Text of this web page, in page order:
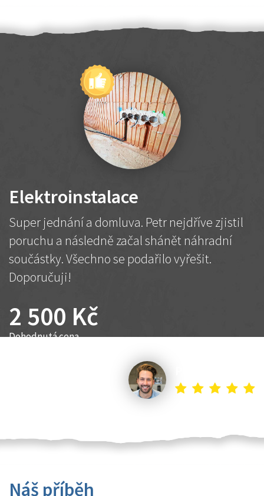
Elektroinstalace
Super jednání a domluva. Petr nejdříve zjistil
poruchu a následně začal shánět náhradní
součástky. Všechno se podařilo vyřešit.
Doporučuji!
2 500 Kč
Dohodnutá cena
Náš příběh